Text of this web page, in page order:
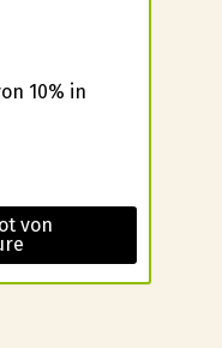
10% in
von